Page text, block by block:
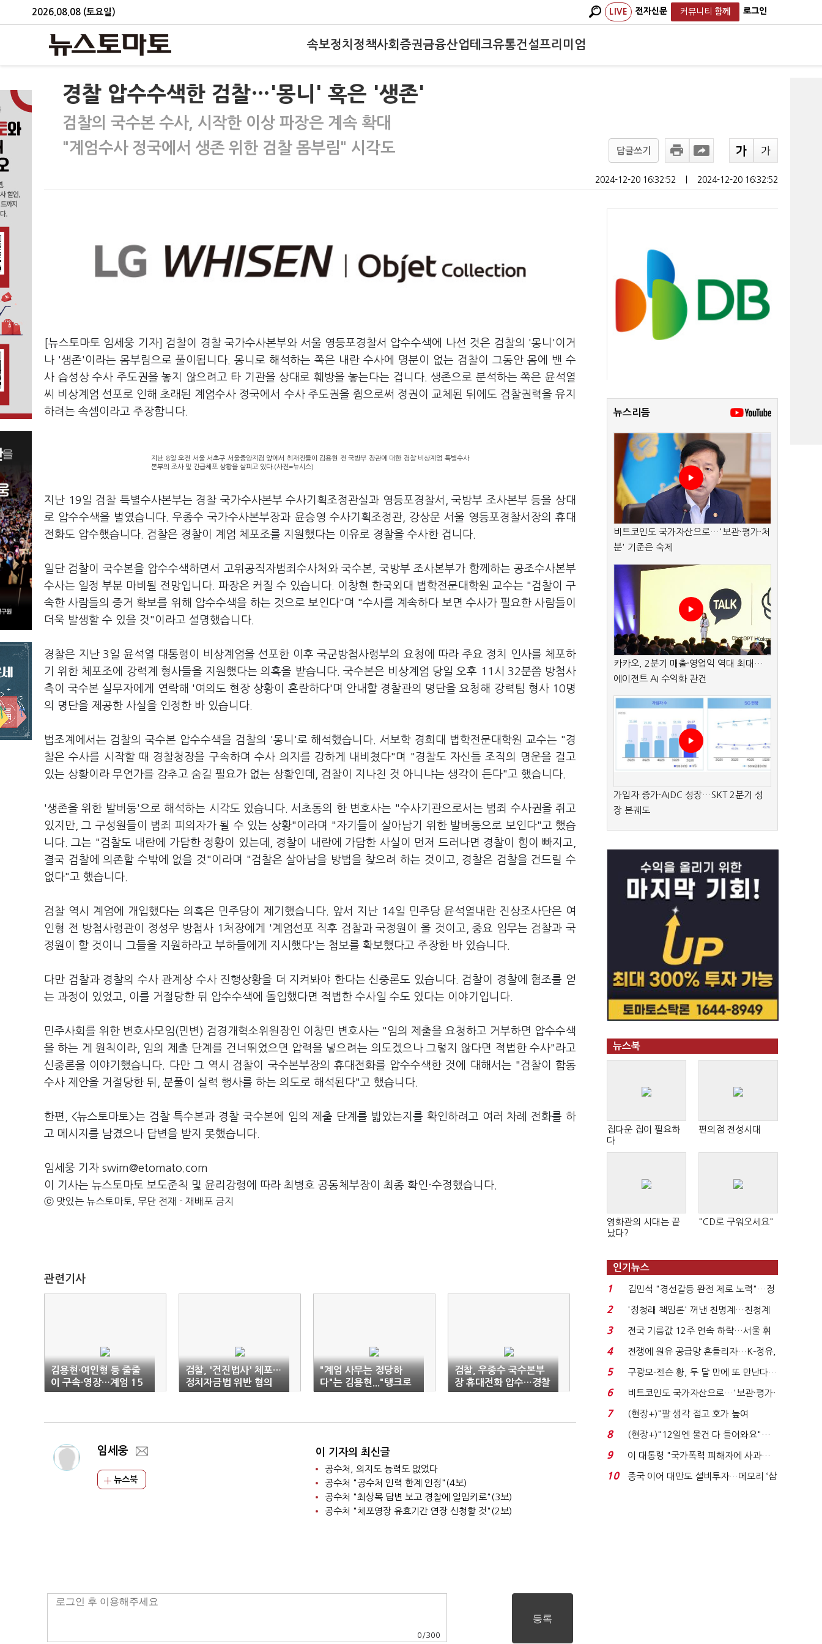
2026.08.08 (토요일) LIVE 전자신문 커뮤니티 함께 로그인
속보정치 정책사회 증권금융산업테크유통건설프리미엄
경찰 압수수색한 검찰…'몽니' 혹은 '생존'
검찰의 국수본 수사, 시작한 이상 파장은 계속 확대
"계엄수사 정국에서 생존 위한 검찰 몸부림" 시각도
답글쓰기
2024-12-20 16:32:52 2024-12-20 16:32:52
[뉴스토마토 임세웅 기자] 검찰이 경찰 국가수사본부와 서울 영등포경찰서 압수수색에 나선 것은 검찰의 '몽니'이거
나 '생존'이라는 몸부림으로 풀이됩니다. 몽니로 해석하는 쪽은 내란 수사에 명분이 없는 검찰이 그동안 몸에 밴 수
사 습성상 수사 주도권을 놓지 않으려고 타 기관을 상대로 훼방을 놓는다는 겁니다. 생존으로 분석하는 쪽은 윤석열
씨 비상계엄 선포로 인해 초래된 계엄수사 정국에서 수사 주도권을 쥠으로써 정권이 교체된 뒤에도 검찰권력을 유지
하려는 속셈이라고 주장합니다.
지난 8일 오전 서울 서초구 서울중앙지검 앞에서 취재진들이 김용현 전 국방부 장관에 대한 검찰 비상계엄 특별수사
본부의 조사 및 긴급체포 상황을 살피고 있다.(사진=뉴시스)
지난 19일 검찰 특별수사본부는 경찰 국가수사본부 수사기획조정관실과 영등포경찰서, 국방부 조사본부 등을 상대
로 압수수색을 벌였습니다. 우종수 국가수사본부장과 윤승영 수사기획조정관, 강상문 서울 영등포경찰서장의 휴대
전화도 압수했습니다. 검찰은 경찰이 계엄 체포조를 지원했다는 이유로 경찰을 수사한 겁니다.
일단 검찰이 국수본을 압수수색하면서 고위공직자범죄수사처와 국수본, 국방부 조사본부가 함께하는 공조수사본부
수사는 일정 부분 마비될 전망입니다. 파장은 커질 수 있습니다. 이창현 한국외대 법학전문대학원 교수는 "검찰이 구
속한 사람들의 증거 확보를 위해 압수수색을 하는 것으로 보인다"며 "수사를 계속하다 보면 수사가 필요한 사람들이
더욱 발생할 수 있을 것"이라고 설명했습니다.
경찰은 지난 3일 윤석열 대통령이 비상계엄을 선포한 이후 국군방첩사령부의 요청에 따라 주요 정치 인사를 체포하
기 위한 체포조에 강력계 형사들을 지원했다는 의혹을 받습니다. 국수본은 비상계엄 당일 오후 11시 32분쯤 방첩사
측이 국수본 실무자에게 연락해 '여의도 현장 상황이 혼란하다'며 안내할 경찰관의 명단을 요청해 강력팀 형사 10명
의 명단을 제공한 사실을 인정한 바 있습니다.
법조계에서는 검찰의 국수본 압수수색을 검찰의 '몽니'로 해석했습니다. 서보학 경희대 법학전문대학원 교수는 "경
찰은 수사를 시작할 때 경찰청장을 구속하며 수사 의지를 강하게 내비쳤다"며 "경찰도 자신들 조직의 명운을 걸고
있는 상황이라 무언가를 감추고 숨길 필요가 없는 상황인데, 검찰이 지나친 것 아니냐는 생각이 든다"고 했습니다.
'생존을 위한 발버둥'으로 해석하는 시각도 있습니다. 서초동의 한 변호사는 "수사기관으로서는 범죄 수사권을 쥐고
있지만, 그 구성원들이 범죄 피의자가 될 수 있는 상황"이라며 "자기들이 살아남기 위한 발버둥으로 보인다"고 했습
니다. 그는 "검찰도 내란에 가담한 정황이 있는데, 경찰이 내란에 가담한 사실이 먼저 드러나면 경찰이 힘이 빠지고,
결국 검찰에 의존할 수밖에 없을 것"이라며 "검찰은 살아남을 방법을 찾으려 하는 것이고, 경찰은 검찰을 건드릴 수
없다"고 했습니다.
검찰 역시 계엄에 개입했다는 의혹은 민주당이 제기했습니다. 앞서 지난 14일 민주당 윤석열내란 진상조사단은 여
인형 전 방첩사령관이 정성우 방첩사 1처장에게 '계엄선포 직후 검찰과 국정원이 올 것이고, 중요 임무는 검찰과 국
정원이 할 것이니 그들을 지원하라고 부하들에게 지시했다'는 첩보를 확보했다고 주장한 바 있습니다.
다만 검찰과 경찰의 수사 관계상 수사 진행상황을 더 지켜봐야 한다는 신중론도 있습니다. 검찰이 경찰에 협조를 얻
는 과정이 있었고, 이를 거절당한 뒤 압수수색에 돌입했다면 적법한 수사일 수도 있다는 이야기입니다.
민주사회를 위한 변호사모임(민변) 검경개혁소위원장인 이창민 변호사는 "임의 제출을 요청하고 거부하면 압수수색
을 하는 게 원칙이라, 임의 제출 단계를 건너뛰었으면 압력을 넣으려는 의도겠으나 그렇지 않다면 적법한 수사"라고
신중론을 이야기했습니다. 다만 그 역시 검찰이 국수본부장의 휴대전화를 압수수색한 것에 대해서는 "검찰이 합동
수사 제안을 거절당한 뒤, 분풀이 실력 행사를 하는 의도로 해석된다"고 했습니다.
한편, <뉴스토마토>는 검찰 특수본과 경찰 국수본에 임의 제출 단계를 밟았는지를 확인하려고 여러 차례 전화를 하
고 메시지를 남겼으나 답변을 받지 못했습니다.
임세웅 기자 swim@etomato.com
이 기사는 뉴스토마토 보도준칙 및 윤리강령에 따라 최병호 공동체부장이 최종 확인·수정했습니다.
ⓒ 맛있는 뉴스토마토, 무단 전재 - 재배포 금지
관련기사
김용현·여인형 등 줄줄
이 구속·영장…계엄 15
일만
검찰, '건진법사' 체포…
정치자금법 위반 혐의
"계엄 사무는 정당하
다"는 김용현..."탱크로
밀어버려" 발언 의혹 추
검찰, 우종수 국수본부
장 휴대전화 압수…경찰
"매우 유감"
임세웅
뉴스북
이 기자의 최신글
공수처, 의지도 능력도 없었다
공수처 "공수처 인력 한계 인정"(4보)
공수처 "최상목 답변 보고 경찰에 일임키로"(3보)
공수처 "체포영장 유효기간 연장 신청할 것"(2보)
0 /300
뉴스리듬
비트코인도 국가자산으로…'보관·평가·처
분' 기준은 숙제
카카오, 2분기 매출·영업익 역대 최대…
에이전트 AI 수익화 관건
가입자 증가·AIDC 성장…SKT 2분기 성
장 본궤도
뉴스북
집다운 집이 필요하
다
편의점 전성시대
영화관의 시대는 끝
났다?
"CD로 구워오세요"
인기뉴스
1
김민석 "경선갈등 완전 제로 노력"…정
청래 "반명 공세 사...
2
'정청래 책임론' 꺼낸 친명계…친청계
는 추가투표 때리기...
3
전국 기름값 12주 연속 하락…서울 휘
발윳값 1909원...
4
전쟁에 원유 공급망 흔들리자…K-정유,
에너지안보 핵심...
5
구광모-젠슨 황, 두 달 만에 또 만난다…
로봇·AI 등 논...
6
비트코인도 국가자산으로…'보관·평가·
처분' 기준은 ...
7
(현장+)"팔 생각 접고 호가 높여
요"…'덜 똘똘한 한 채' 20...
8
(현장+)"12일엔 물건 다 들어와요"…
빈 매대 채우며 문 연 ...
9
이 대통령 "국가폭력 피해자에 사과…
적극적 조사로 진...
10
중국 이어 대만도 설비투자…메모리 ‘삼